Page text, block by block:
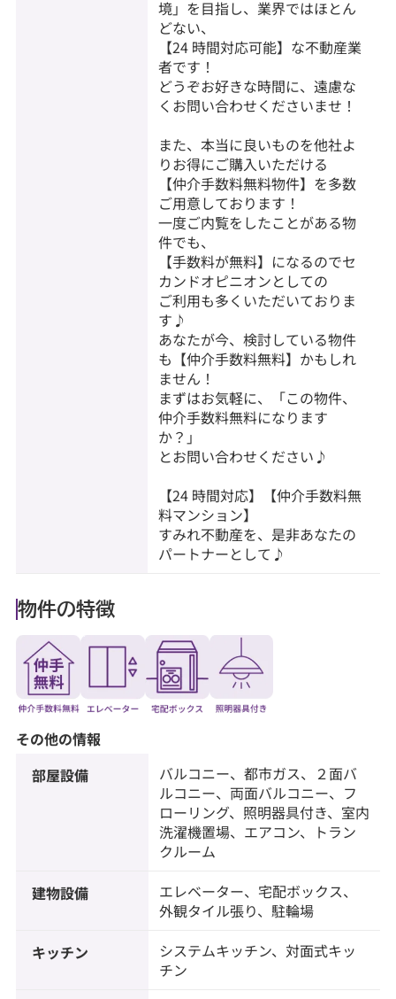
境」を目指し、業界ではほとん
どない、
【24 時間対応可能】な不動産業
者です！
どうぞお好きな時間に、遠慮な
くお問い合わせくださいませ！
また、本当に良いものを他社よ
りお得にご購入いただける
【仲介手数料無料物件】を多数
ご用意しております！
一度ご内覧をしたことがある物
件でも、
【手数料が無料】になるのでセ
カンドオピニオンとしての
ご利用も多くいただいておりま
す♪
あなたが今、検討している物件
も【仲介手数料無料】かもしれ
ません！
まずはお気軽に、「この物件、
仲介手数料無料になります
か？」
とお問い合わせください♪
【24 時間対応】【仲介手数料無
料マンション】
すみれ不動産を、是非あなたの
パートナーとして♪
物件の特徴
その他の情報
部屋設備
バルコニー、都市ガス、２面バ
ルコニー、両面バルコニー、フ
ローリング、照明器具付き、室内
洗濯機置場、エアコン、トラン
クルーム
建物設備
エレベーター、宅配ボックス、
外観タイル張り、駐輪場
キッチン
システムキッチン、対面式キッ
チン